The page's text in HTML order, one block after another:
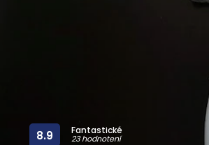
Fantastické
23 hodnotení
8.9